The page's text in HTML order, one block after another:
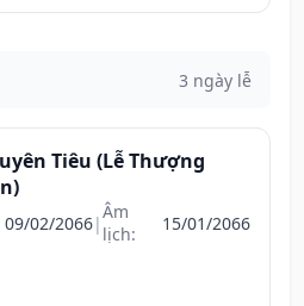
3 ngày lễ
Tiêu (Lễ Thượng
09/02/2066|Âm
lịch:
15/01/2066